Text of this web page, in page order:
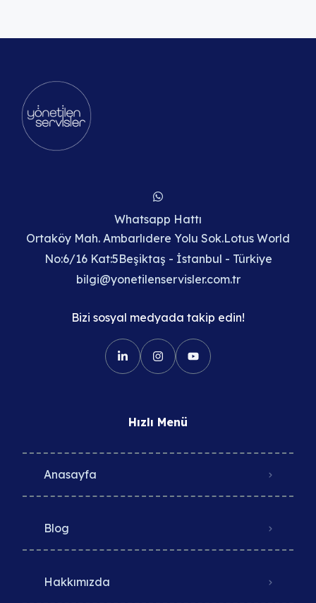
Whatsapp Hattı
Ortaköy Mah. Ambarlıdere Yolu Sok.Lotus World
No:6/16 Kat:5Beşiktaş - İstanbul - Türkiye
bilgi@yonetilenservisler.com.tr
Bizi sosyal medyada takip edin!
Hızlı Menü
Anasayfa
Blog
Hakkımızda